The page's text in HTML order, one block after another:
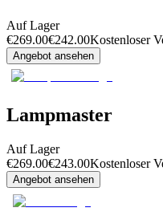
Auf Lager
€269.00€242.00Kostenloser
Angebot ansehen
Lampmaster
Auf Lager
€269.00€243.00Kostenloser
Angebot ansehen